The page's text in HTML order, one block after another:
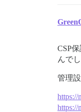
CSP
んでし
管理
https://
https://